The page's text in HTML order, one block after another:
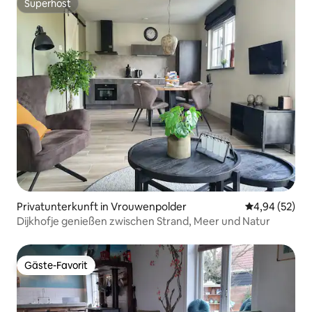
Superhost
Superhost
Privatunterkunft in Vrouwenpolder
4,94 (52)
Dijkhofje genießen zwischen Strand, Meer und Natur
Gäste-Favorit
Gäste-Favorit